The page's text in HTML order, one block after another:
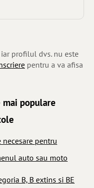
profilul dvs. nu este
pentru a va afisa
mai populare
necesare pentru
auto sau moto
B, B extins si BE